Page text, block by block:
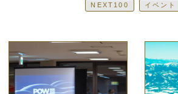
NEXT100 イベント